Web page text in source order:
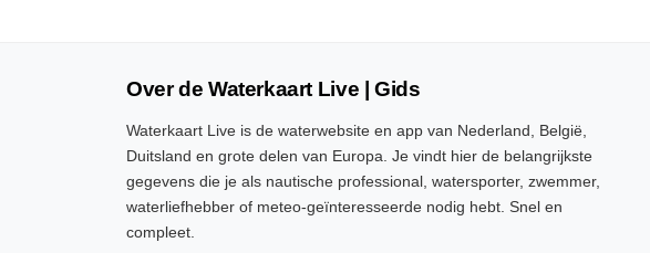
Over de Waterkaart Live | Gids
Waterkaart Live is de waterwebsite en app van Nederland, België,
Duitsland en grote delen van Europa. Je vindt hier de belangrijkste
gegevens die je als nautische professional, watersporter, zwemmer,
waterliefhebber of meteo-geïnteresseerde nodig hebt. Snel en
compleet.